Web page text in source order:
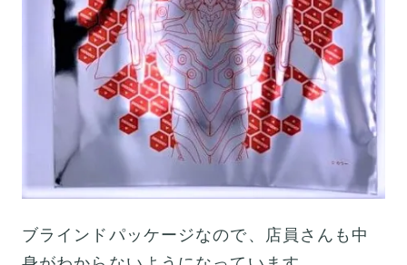
ブラインドパッケージなので、店員さんも中